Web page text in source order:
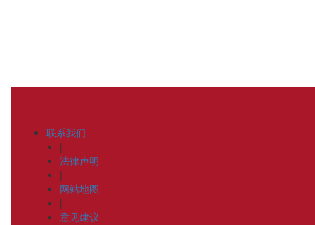
联系我们
|
法律声明
|
网站地图
|
意见建议